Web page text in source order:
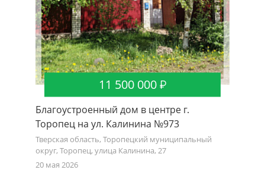
11 500 000
Благоустроенный дом в центре г.
Торопец на ул. Калинина №973
Тверская область, Торопецкий муниципальный
округ, Торопец, улица Калинина, 27
20 мая 2026